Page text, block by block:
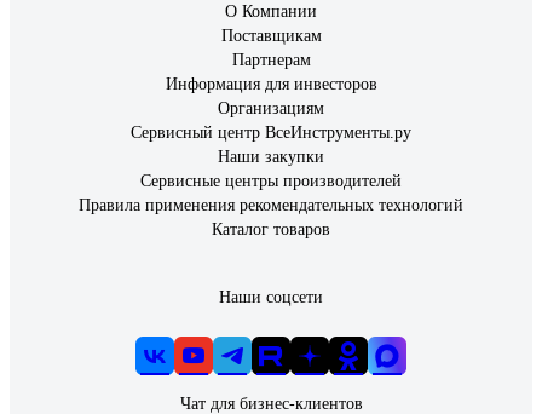
возможность комфортной работы в корригирующих очках и
респираторах. Диапазон рабочих t°C: от -50°C до +130°C
17 отзывов
Отзыв о защитном щитке Elitech 0809.019000
356 отзывов
О Компании
Поставщикам
Партнерам
Информация для инвесторов
Организациям
Сервисный центр ВсеИнструменты.ру
Наши закупки
Сервисные центры производителей
Правила применения рекомендательных технологий
Каталог товаров
Наши соцсети
Чат для бизнес-клиентов